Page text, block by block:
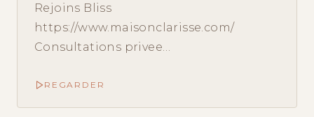
Rejoins Bliss
https://www.maisonclarisse.com/
Consultations privee…
REGARDER